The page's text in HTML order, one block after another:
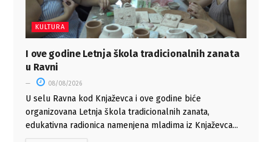
KULTURA
I ove godine Letnja škola tradicionalnih zanata
u Ravni
08/08/2026
U selu Ravna kod Knjaževca i ove godine biće
organizovana Letnja škola tradicionalnih zanata,
edukativna radionica namenjena mladima iz Knjaževca...